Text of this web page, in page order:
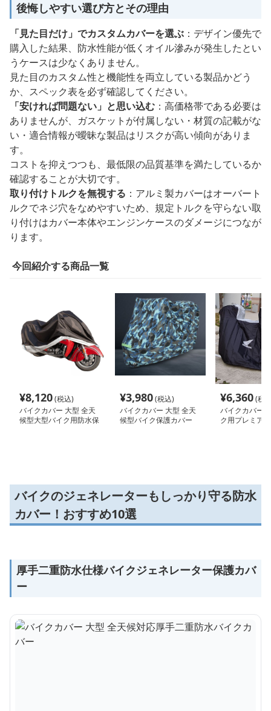
後悔しやすい選び方とその理由
「見た目だけ」でカスタムカバーを選ぶ ：デザイン優先で
購入した結果、防水性能が低くオイル滲みが発生したとい
うケースは少なくありません。
見た目のカスタム性と機能性を両立している製品かどう
か、スペック表を必ず確認してください。
「安ければ問題ない」と思い込む ：高価格帯である必要は
ありませんが、ガスケットが付属しない・材質の記載がな
い・適合情報が曖昧な製品はリスクが高い傾向がありま
す。
コストを抑えつつも、最低限の品質基準を満たしているか
確認することが大切です。
取り付けトルクを無視する ：アルミ製カバーはオーバート
ルクでネジ穴をなめやすいため、規定トルクを守らない取
り付けはカバー本体やエンジンケースのダメージにつなが
ります。
今回紹介する商品一覧
¥8,120(税込)
バイクカバー 大型 全天
候型大型バイク用防水保
¥3,980(税込)
バイクカバー 大型 全天
候型バイク保護カバー
¥6,360(税
バイクカバー
ク用プレミア
バイクのジェネレーターもしっかり守る防水
カバー！おすすめ10選
厚手二重防水仕様バイクジェネレーター保護カバ
ー